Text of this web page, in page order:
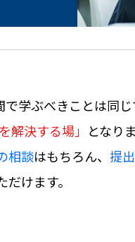
学ぶべきことは同
解決する場」 となり
相談はもちろん、 提
けます。